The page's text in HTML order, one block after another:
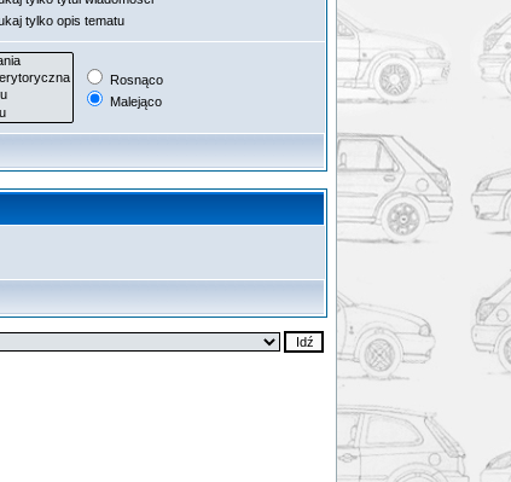
tylko opis tematu
Rosnąco
Malejąco